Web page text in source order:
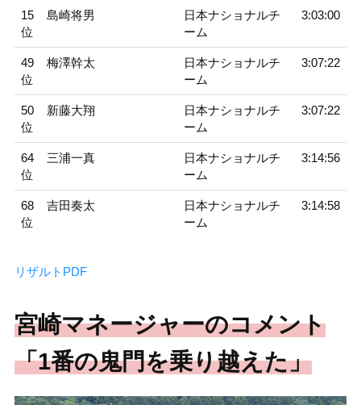
15
位
島崎将男
日本ナショナルチ
ーム
3:03:00
49
位
梅澤幹太
日本ナショナルチ
ーム
3:07:22
50
位
新藤大翔
日本ナショナルチ
ーム
3:07:22
64
位
三浦一真
日本ナショナルチ
ーム
3:14:56
68
位
吉田奏太
日本ナショナルチ
ーム
3:14:58
リザルトPDF
宮崎マネージャーのコメント
「1番の鬼門を乗り越えた」